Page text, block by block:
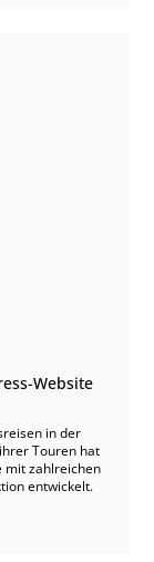
Website
in der
Touren hat
mit zahlreichen
entwickelt.